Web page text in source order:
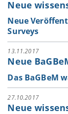
Neue
Neue
Surveys
13.11.2017
Neue
Das BaGBeM
27.10.2017
Neue